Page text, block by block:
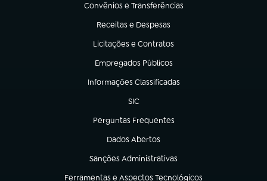
Convênios e Transferências
(abre em nova aba)
Receitas e Despesas
(abre em nova aba)
Licitações e Contratos
(abre em nova aba)
Empregados Públicos
(abre em nova aba)
Informações Classificadas
(abre em nova aba)
SIC
(abre em nova aba)
Perguntas Frequentes
(abre em nova aba)
Dados Abertos
(abre em nova aba)
Sanções Administrativas
(abre em nova aba)
Ferramentas e Aspectos Tecnológicos